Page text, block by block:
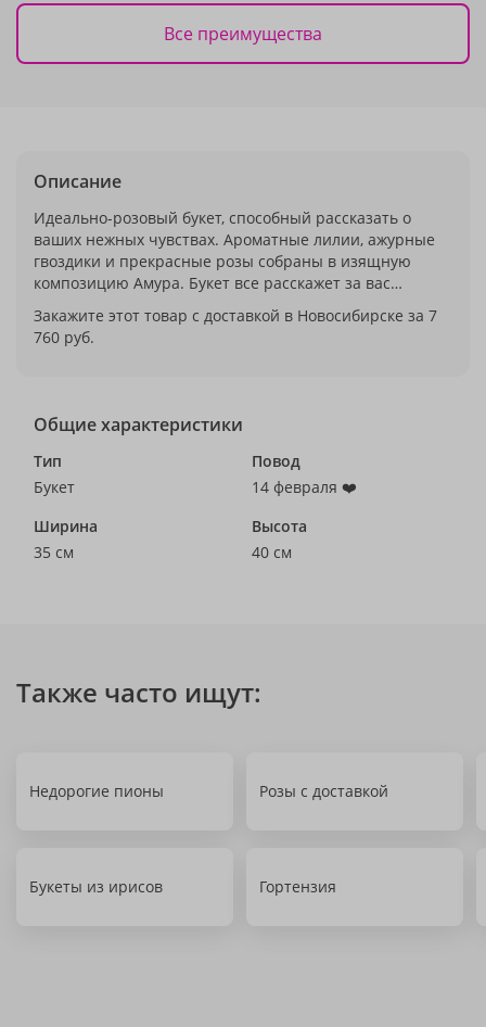
Все преимущества
Описание
Идеально-розовый букет, способный рассказать о
ваших нежных чувствах. Ароматные лилии, ажурные
гвоздики и прекрасные розы собраны в изящную
композицию Амура. Букет все расскажет за вас…
Закажите этот товар с доставкой в Новосибирске за 7
760 руб.
Общие характеристики
Тип
Букет
Повод
14 февраля ❤️
Ширина
35 см
Высота
40 см
Также часто ищут:
Недорогие пионы Розы с доставкой
Букеты из ирисов Гортензия